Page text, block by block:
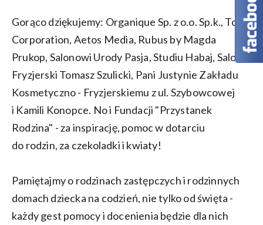
Gorąco dziękujemy: Organique Sp. z o.o. Sp.k., Torf
Corporation, Aetos Media, Rubus by Magda
Prukop, Salonowi Urody Pasja, Studiu Habaj, Salon
Fryzjerski Tomasz Szulicki, Pani Justynie Zakładu
Kosmetyczno - Fryzjerskiemu z ul. Szybowcowej
i Kamili Konopce. No i Fundacji "Przystanek
Rodzina" - za inspirację, pomoc w dotarciu
do rodzin, za czekoladki i kwiaty!
Pamiętajmy o rodzinach zastępczych i rodzinnych
domach dziecka na codzień, nie tylko od święta -
każdy gest pomocy i docenienia będzie dla nich